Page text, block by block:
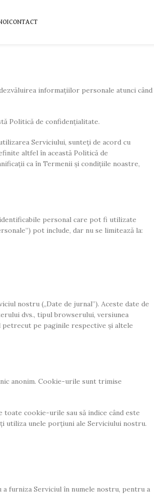
CONTACT
informațiilor personale atunci când
Politică de confidențialitate.
Serviciului, sunteți de acord cu
altfel în această Politică de
ca în Termenii și condițiile noastre,
personal care pot fi utilizate
pot include, dar nu se limitează la:
nostru („Date de jurnal”). Aceste date de
dvs., tipul browserului, versiunea
pe paginile respective și altele
anonim. Cookie-urile sunt trimise
cookie-urile sau să indice când este
utiliza unele porțiuni ale Serviciului nostru.
furniza Serviciul în numele nostru, pentru a